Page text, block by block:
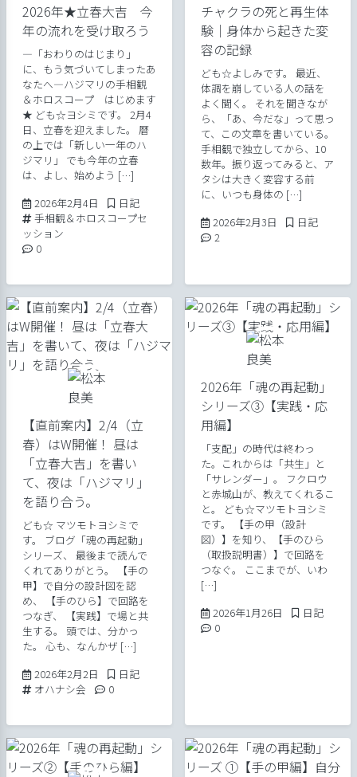
2026年★立春大吉 今
年の流れを受け取ろう
―「おわりのはじまり」
に、もう気づいてしまったあ
なたへ―ハジマリの手相観
＆ホロスコープ はじめます
★ ども☆ヨシミです。 2月4
日、立春を迎えました。 暦
の上では「新しい一年のハ
ジマリ」 でも今年の立春
は、よし、始めよう […]
2026年2月4日 2026年2月4日
Posted in
日記
Tags:
手相観＆ホロスコープセ
ッション
Comments:
0
チャクラの死と再生体
験｜身体から起きた変
容の記録
ども☆よしみです。 最近、
体調を崩している人の話を
よく聞く。 それを聞きなが
ら、「あ、今だな」って思っ
て、この文章を書いている。
手相観で独立してから、10
数年。振り返ってみると、ア
タシは大きく変容する前
に、いつも身体の […]
2026年2月3日 2026年2月3日
Posted in
日記
Comments:
2
【直前案内】2/4（立
春）はW開催！ 昼は
「立春大吉」を書い
て、夜は「ハジマリ」
を語り合う。
ども☆ マツモトヨシミで
す。 ブログ「魂の再起動」
シリーズ、 最後まで読んで
くれてありがとう。 【手の
甲】で自分の設計図を認
め、 【手のひら】で回路を
つなぎ、 【実践】で場と共
生する。 頭では、分かっ
た。 心も、なんかザ […]
2026年2月2日 2026年2月2日
Posted in
日記
Tags:
オハナシ会 Comments:
0
2026年「魂の再起動」
シリーズ③【実践・応
用編】
「支配」の時代は終わっ
た。これからは「共生」と
「サレンダー」。 フクロウ
と赤城山が、教えてくれるこ
と。 ども☆マツモトヨシミ
です。 【手の甲（設計
図）】を知り、【手のひら
（取扱説明書）】で回路を
つなぐ。 ここまでが、いわ
[…]
2026年1月26日 2026年1月26日
Posted in
日記
Comments:
0